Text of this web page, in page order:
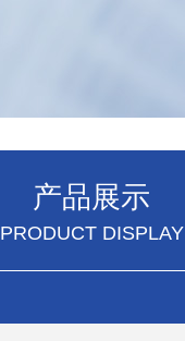
产品展示
PRODUCT DISPLAY